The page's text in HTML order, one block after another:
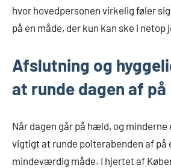
hvor hovedpersonen virkelig føler
på en måde, der kun kan ske i netop
Afslutning og
at runde dagen af på
Når dagen går på hæld, og minderne
vigtigt at runde polterabenden af på
mindeværdig måde. I hjertet af